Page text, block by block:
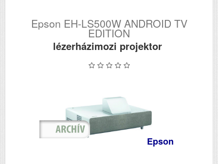
Epson EH-LS500W ANDROID TV
EDITION
lézerházimozi projektor
Epson